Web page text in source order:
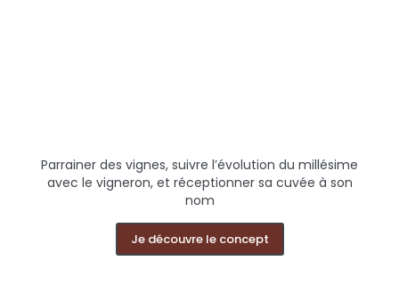
Parrainer des vignes, suivre l’évolution du millésime
avec le vigneron, et réceptionner sa cuvée à son
nom
Je découvre le concept